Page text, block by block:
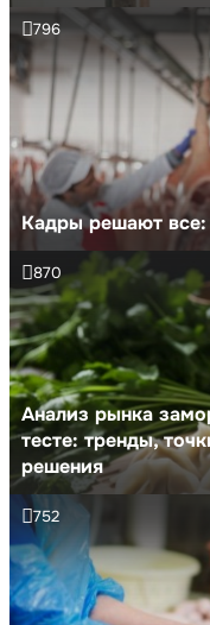
Кадры решают все:
796
Анализ рынка
тесте: тренды,
решения
870
752